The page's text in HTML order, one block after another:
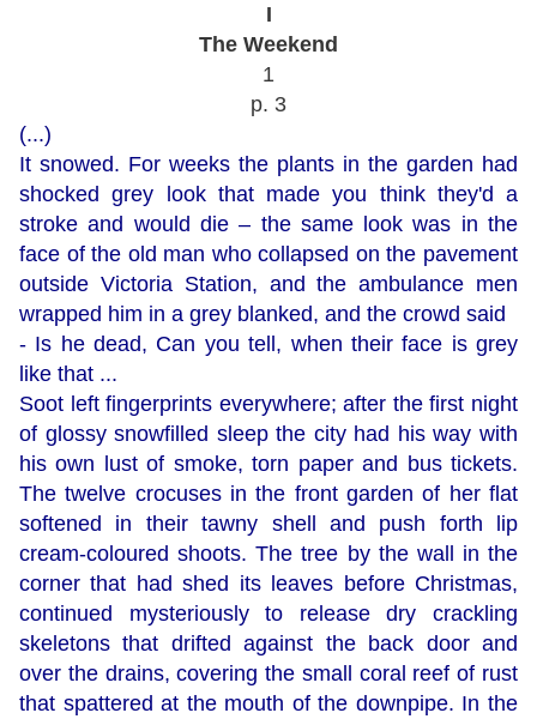
I
The Weekend
1
p. 3
(...)
It snowed. For weeks the plants in the garden had
shocked grey look that made you think they'd a
stroke and would die – the same look was in the
face of the old man who collapsed on the pavement
outside Victoria Station, and the ambulance men
wrapped him in a grey blanked, and the crowd said
- Is he dead, Can you tell, when their face is grey
like that ...
Soot left fingerprints everywhere; after the first night
of glossy snowfilled sleep the city had his way with
his own lust of smoke, torn paper and bus tickets.
The twelve crocuses in the front garden of her flat
softened in their tawny shell and push forth lip
cream-coloured shoots. The tree by the wall in the
corner that had shed its leaves before Christmas,
continued mysteriously to release dry crackling
skeletons that drifted against the back door and
over the drains, covering the small coral reef of rust
that spattered at the mouth of the downpipe. In the